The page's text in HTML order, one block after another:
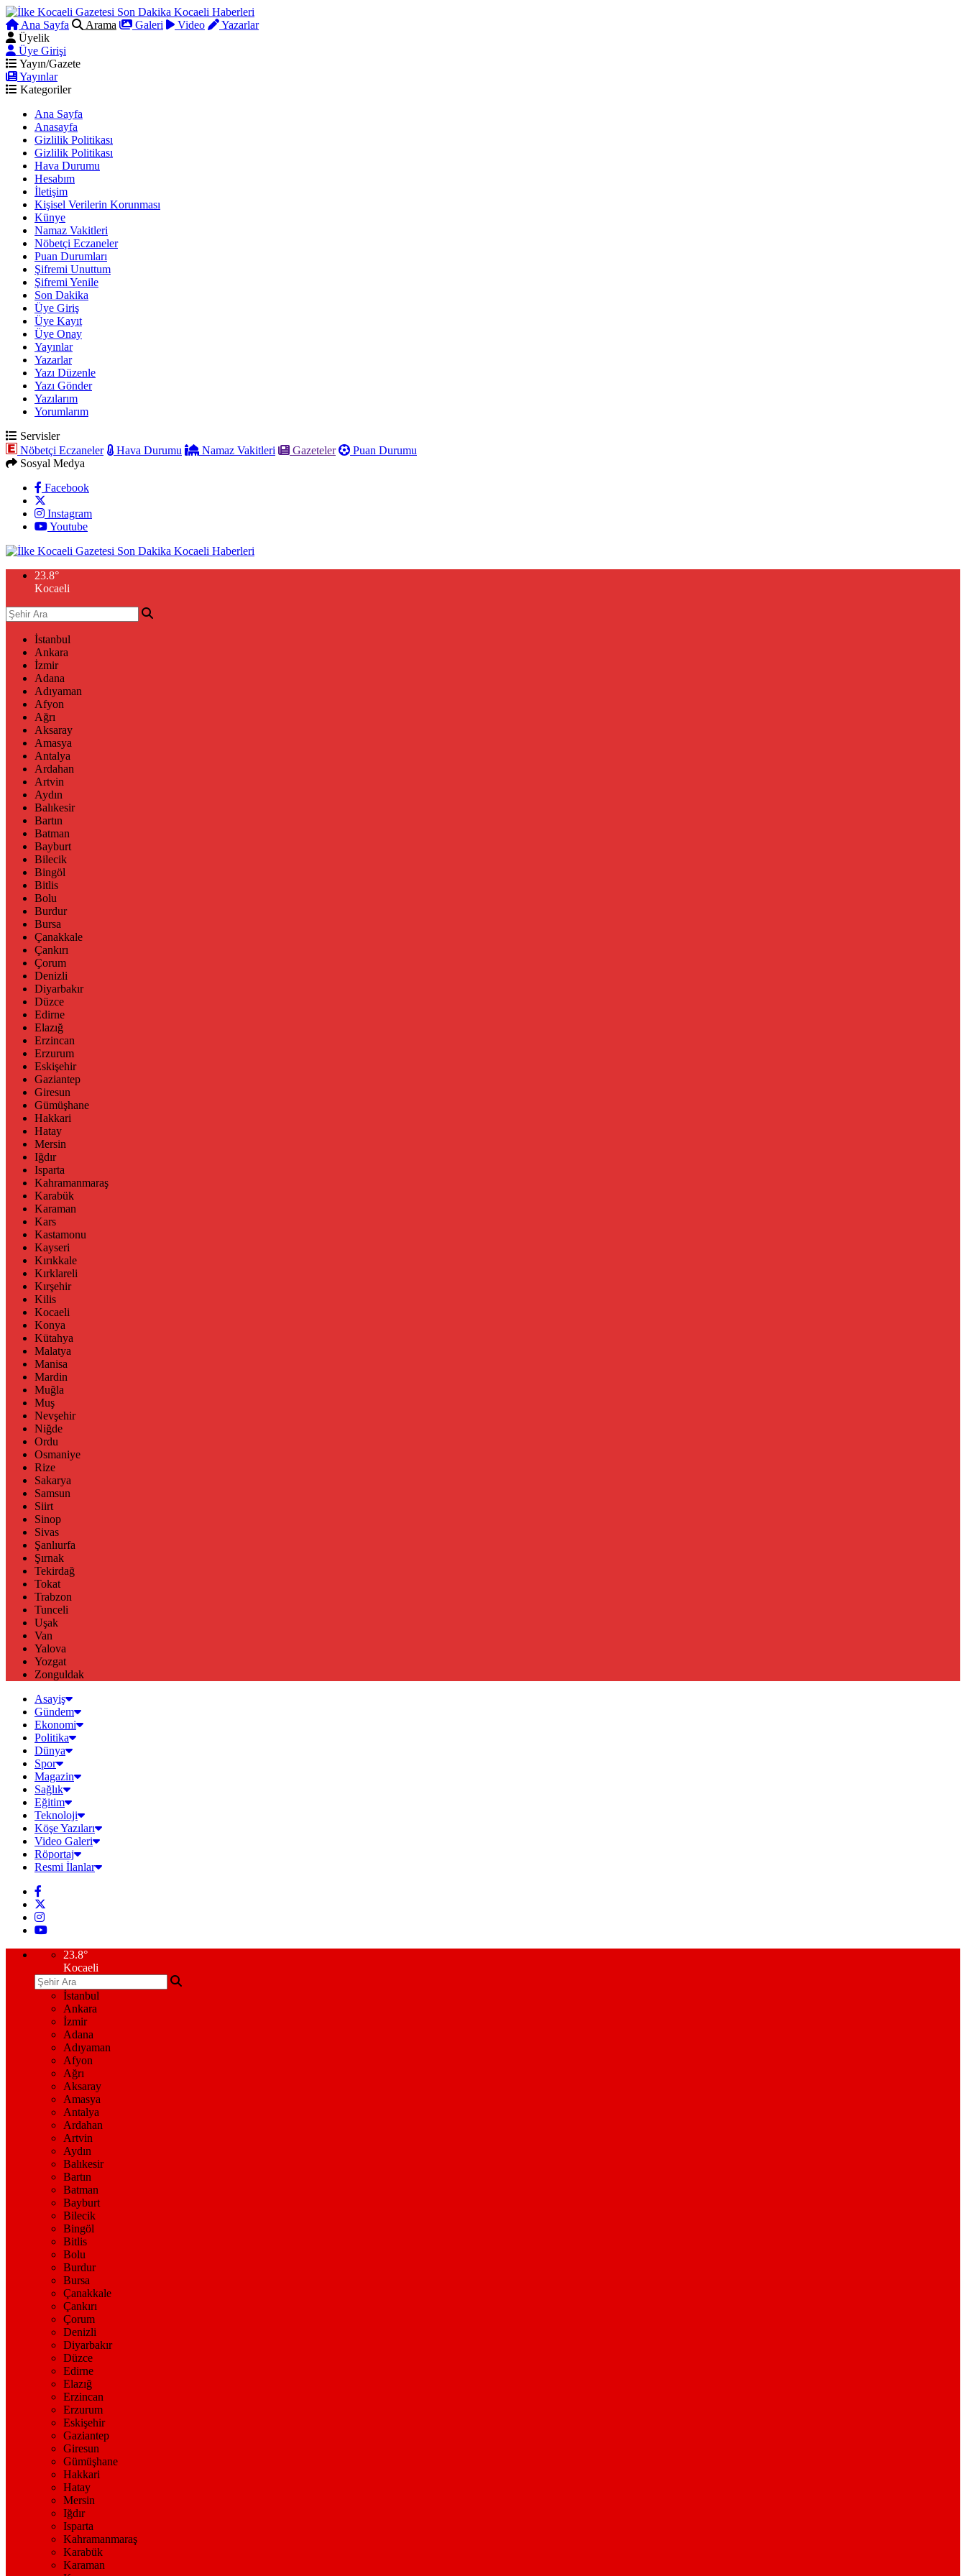
Ana Sayfa Arama Galeri Video
Yazarlar
Üyelik
Üye Girişi
Yayın/Gazete
Yayınlar
Kategoriler
Ana Sayfa
Anasayfa
Gizlilik Politikası
Gizlilik Politikası
Hava Durumu
Hesabım
İletişim
Kişisel Verilerin Korunması
Künye
Namaz Vakitleri
Nöbetçi Eczaneler
Puan Durumları
Şifremi Unuttum
Şifremi Yenile
Son Dakika
Üye Giriş
Üye Kayıt
Üye Onay
Yayınlar
Yazarlar
Yazı Düzenle
Yazı Gönder
Yazılarım
Yorumlarım
Servisler
Nöbetçi Eczaneler
Hava Durumu Namaz Vakitleri Gazeteler
Puan Durumu
Sosyal Medya
Facebook
Instagram
Youtube
23.8°
Kocaeli
İstanbul
Ankara
İzmir
Adana
Adıyaman
Afyon
Ağrı
Aksaray
Amasya
Antalya
Ardahan
Artvin
Aydın
Balıkesir
Bartın
Batman
Bayburt
Bilecik
Bingöl
Bitlis
Bolu
Burdur
Bursa
Çanakkale
Çankırı
Çorum
Denizli
Diyarbakır
Düzce
Edirne
Elazığ
Erzincan
Erzurum
Eskişehir
Gaziantep
Giresun
Gümüşhane
Hakkari
Hatay
Mersin
Iğdır
Isparta
Kahramanmaraş
Karabük
Karaman
Kars
Kastamonu
Kayseri
Kırıkkale
Kırklareli
Kırşehir
Kilis
Kocaeli
Konya
Kütahya
Malatya
Manisa
Mardin
Muğla
Muş
Nevşehir
Niğde
Ordu
Osmaniye
Rize
Sakarya
Samsun
Siirt
Sinop
Sivas
Şanlıurfa
Şırnak
Tekirdağ
Tokat
Trabzon
Tunceli
Uşak
Van
Yalova
Yozgat
Zonguldak
Asayiş
Gündem
Ekonomi
Politika
Dünya
Spor
Magazin
Sağlık
Eğitim
Teknoloji
Köşe Yazıları
Video Galeri
Röportaj
Resmi İlanlar
23.8°
Kocaeli
İstanbul
Ankara
İzmir
Adana
Adıyaman
Afyon
Ağrı
Aksaray
Amasya
Antalya
Ardahan
Artvin
Aydın
Balıkesir
Bartın
Batman
Bayburt
Bilecik
Bingöl
Bitlis
Bolu
Burdur
Bursa
Çanakkale
Çankırı
Çorum
Denizli
Diyarbakır
Düzce
Edirne
Elazığ
Erzincan
Erzurum
Eskişehir
Gaziantep
Giresun
Gümüşhane
Hakkari
Hatay
Mersin
Iğdır
Isparta
Kahramanmaraş
Karabük
Karaman